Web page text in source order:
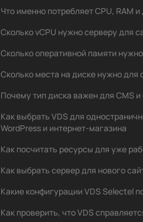
Что именно потребляет CPU, RAM и
Сколько vCPU нужно серверу для
Сколько оперативной памяти
Сколько места на диске нужно для
Почему тип диска важен для CMS
Как выбрать VDS для
WordPress и интернет-магазина
Как посчитать ресурсы для уже
Как выбрать сервер для нового
Какие конфигурации VDS Selectel
Как проверить, что VDS